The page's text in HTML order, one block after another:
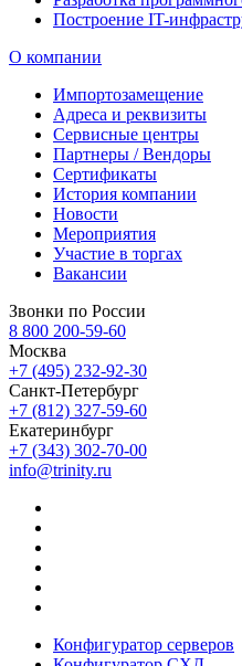
Построение IT-
О компании
Импортозамещение
Адреса и реквизиты
Сервисные центры
Партнеры / Вендоры
Сертификаты
История компании
Новости
Мероприятия
Участие в торгах
Вакансии
Звонки по России
8 800 200-59-60
Москва
+7 (495) 232-92-30
Санкт-Петербург
+7 (812) 327-59-60
Екатеринбург
+7 (343) 302-70-00
info@trinity.ru
Конфигуратор серверов